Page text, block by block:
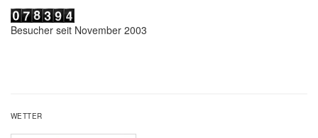
Besucher seit November 2003
WETTER